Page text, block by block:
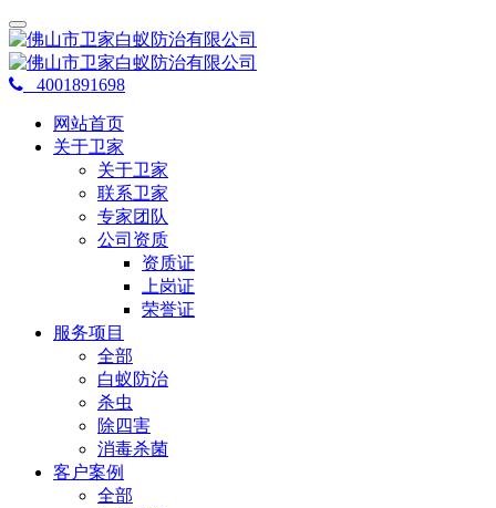
4001891698
网站首页
关于卫家
关于卫家
联系卫家
专家团队
公司资质
资质证
上岗证
荣誉证
服务项目
全部
白蚁防治
杀虫
除四害
消毒杀菌
客户案例
全部